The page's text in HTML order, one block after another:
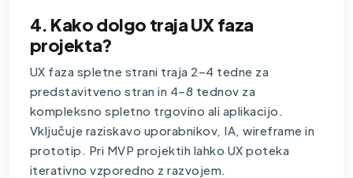
4. Kako dolgo traja UX faza
projekta?
UX faza spletne strani traja 2–4 tedne za
predstavitveno stran in 4–8 tednov za
kompleksno spletno trgovino ali aplikacijo.
Vključuje raziskavo uporabnikov, IA, wireframe in
prototip. Pri MVP projektih lahko UX poteka
iterativno vzporedno z razvojem.